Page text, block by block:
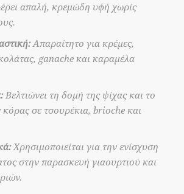
απαλή, κρεμώδη υφή χωρίς
Απαραίτητο για κρέμες,
ganache και καραμέλα
Βελτιώνει τη δομή της ψίχας και το
σε τσουρέκια, brioche και
Χρησιμοποιείται για την ενίσχυση
στην παρασκευή γιαουρτιού και